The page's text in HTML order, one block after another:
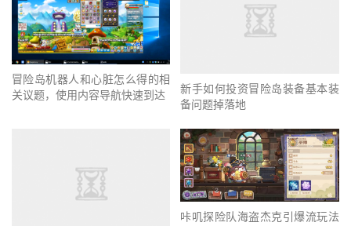
冒险岛机器人和心脏怎么得的相
关议题，使用内容导航快速到达
新手如何投资冒险岛装备基本装
备问题掉落地
咔叽探险队海盗杰克引爆流玩法